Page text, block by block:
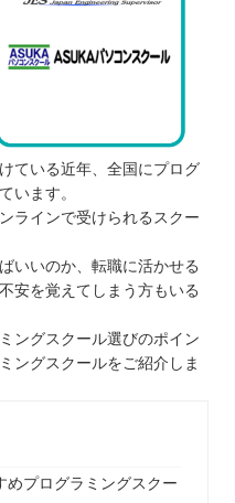
ている近年、全国にプログ
います。
ラインで受けられるスクー
いいのか、転職に活かせる
安を覚えてしまう方もいる
ングスクール選びのポイン
ングスクールをご紹介しま
めプログラミングスクー